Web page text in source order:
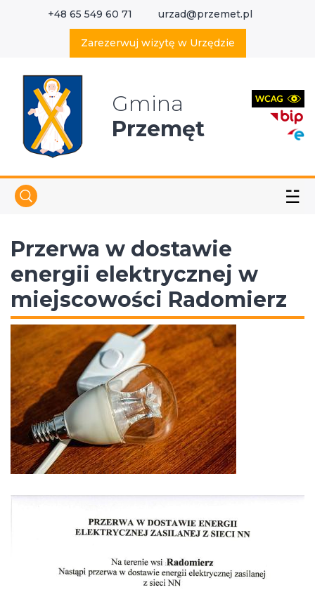
+48 65 549 60 71 urzad@przemet.pl
Zarezerwuj wizytę w Urzędzie
Gmina
Przemęt
☱
Przerwa w dostawie
energii elektrycznej w
miejscowości Radomierz
Wyszukaj w serwisie